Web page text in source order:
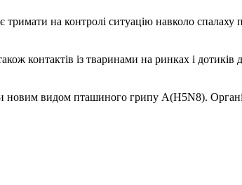
на контролі ситуацію навколо спалаху
контактів із тваринами на ринках і дотиків
новим видом пташиного грипу A(H5N8).